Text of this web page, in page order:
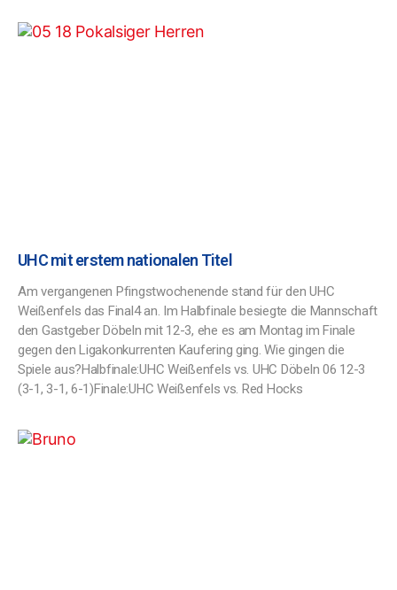
UHC mit erstem nationalen Titel
Am vergangenen Pfingstwochenende stand für den UHC
Weißenfels das Final4 an. Im Halbfinale besiegte die Mannschaft
den Gastgeber Döbeln mit 12-3, ehe es am Montag im Finale
gegen den Ligakonkurrenten Kaufering ging. Wie gingen die
Spiele aus?Halbfinale:UHC Weißenfels vs. UHC Döbeln 06 12-3
(3-1, 3-1, 6-1)Finale:UHC Weißenfels vs. Red Hocks